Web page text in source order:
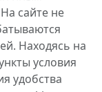
сайте не
Находясь на
условия
удобства